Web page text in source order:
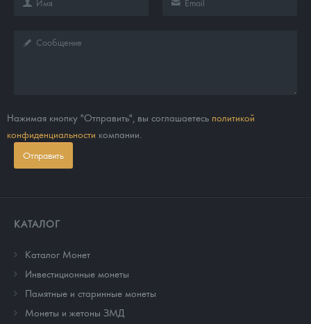
Нажимая кнопку "Отправить", вы соглашаетесь политикой
конфиденциальности компании.
Отправить
КАТАЛОГ
Каталог Монет
Инвестиционные монеты
Памятные и старинные монеты
Монеты и жетоны ЗМД